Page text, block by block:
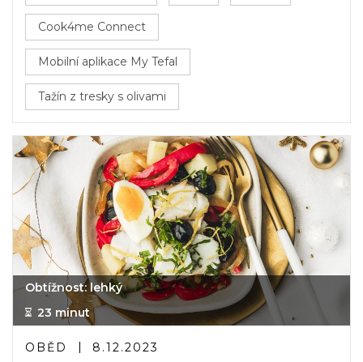
Cook4me Connect
Mobilní aplikace My Tefal
Tažín z tresky s olivami
Obtížnost: lehký
23 minut
OBĚD 8.12.2023